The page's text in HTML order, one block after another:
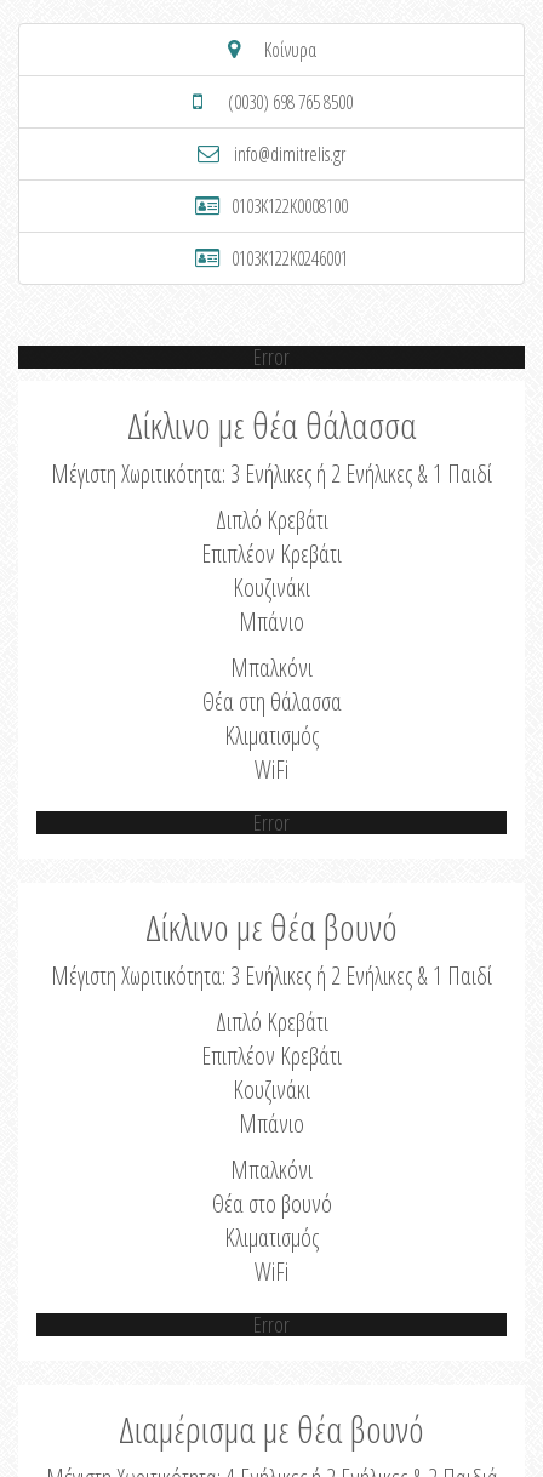
Κοίνυρα
(0030) 698 765 8500
info@dimitrelis.gr
0103K122K0008100
0103K122K0246001
Error
Δίκλινο με θέα θάλασσα
Μέγιστη Χωριτικότητα: 3 Ενήλικες ή 2 Ενήλικες & 1 Παιδί
Διπλό Κρεβάτι
Επιπλέον Κρεβάτι
Κουζινάκι
Μπάνιο
Μπαλκόνι
Θέα στη θάλασσα
Κλιματισμός
WiFi
Error
Δίκλινο με θέα βουνό
Μέγιστη Χωριτικότητα: 3 Ενήλικες ή 2 Ενήλικες & 1 Παιδί
Διπλό Κρεβάτι
Επιπλέον Κρεβάτι
Κουζινάκι
Μπάνιο
Μπαλκόνι
Θέα στο βουνό
Κλιματισμός
WiFi
Error
Διαμέρισμα με θέα βουνό